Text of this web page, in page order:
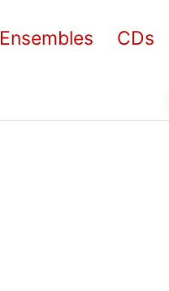
Ensembles CDs